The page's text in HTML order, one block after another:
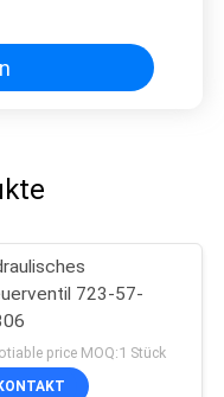
Teile
Hochwertige
723-57-
price MOQ:1 Stück